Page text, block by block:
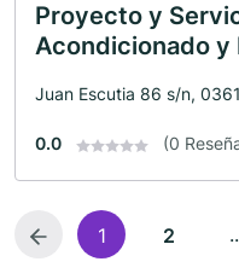
Proyecto y
Acondicionado y
Juan Escutia 86 s/n,
0.0 (0
1 2